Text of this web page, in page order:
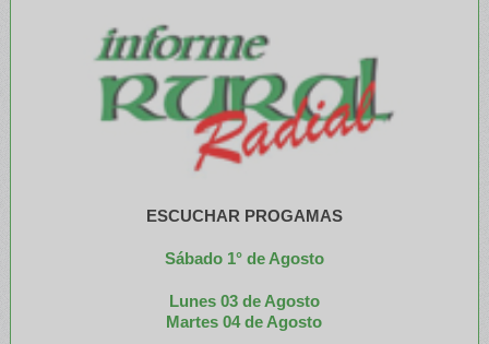
ESCUCHAR PROGAMAS
Sábado 1° de Agosto
Lunes 03 de Agosto
Martes 04 de Agosto